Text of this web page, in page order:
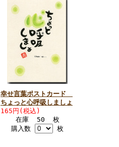
幸せ言葉ポストカード
ちょっと心呼吸しましょ
165円(税込)
在庫 50 枚
購入数
枚